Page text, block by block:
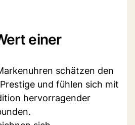
einer
schätzen den
und fühlen sich mit
hervorragender